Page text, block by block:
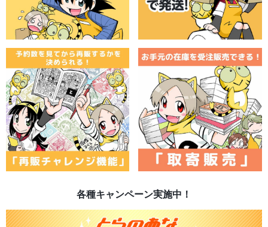
各種キャンペーン実施中！